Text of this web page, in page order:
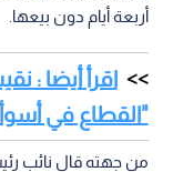
أربعة أيام دون بيعها.
اقرأ أيضا :
"القطاع في
من جهته قال نائب رئيس